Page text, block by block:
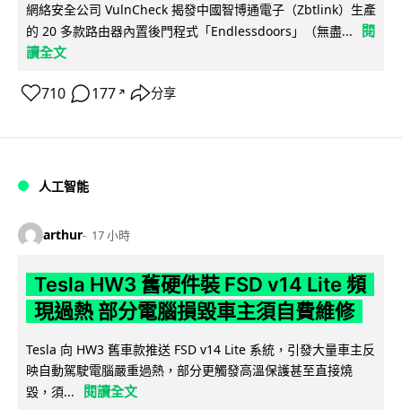
網絡安全公司 VulnCheck 揭發中國智博通電子（Zbtlink）生產
的 20 多款路由器內置後門程式「Endlessdoors」（無盡...
閱
讀全文
710 177 ↗ 分享
人工智能
arthur 17 小時
Tesla HW3 舊硬件裝 FSD v14 Lite 頻
現過熱 部分電腦損毀車主須自費維修
Tesla 向 HW3 舊車款推送 FSD v14 Lite 系統，引發大量車主反
映自動駕駛電腦嚴重過熱，部分更觸發高溫保護甚至直接燒
毀，須...
閱讀全文